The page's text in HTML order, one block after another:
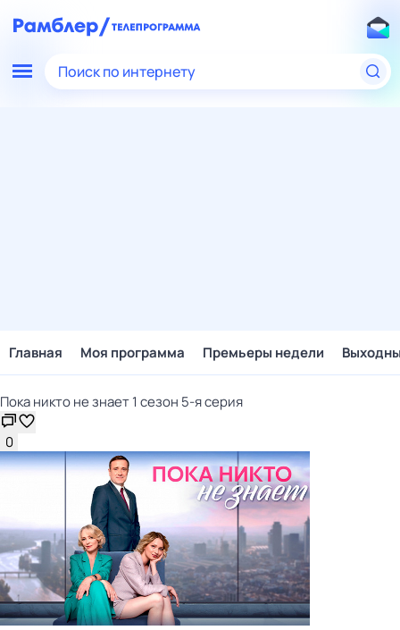
Поиск по интернету
Главная Моя программа Премьеры недели
Пока никто не знает 1 сезон 5-я серия
0